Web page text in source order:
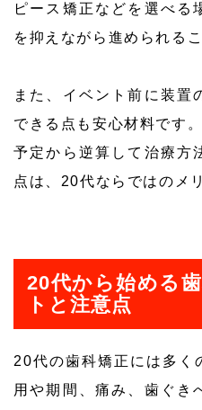
ピース矯正などを選べる
を抑えながら進められる
また、イベント前に装置
できる点も安心材料です。
予定から逆算して治療方
点は、20代ならではのメ
20代から始める
トと注意点
20代の歯科矯正には多く
用や期間、痛み、歯ぐき